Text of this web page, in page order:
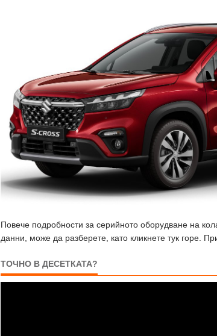
Повече подробности за серийното оборудване на
данни, може да разберете, като кликнете тук горе.
ТОЧНО В ДЕСЕТКАТА?